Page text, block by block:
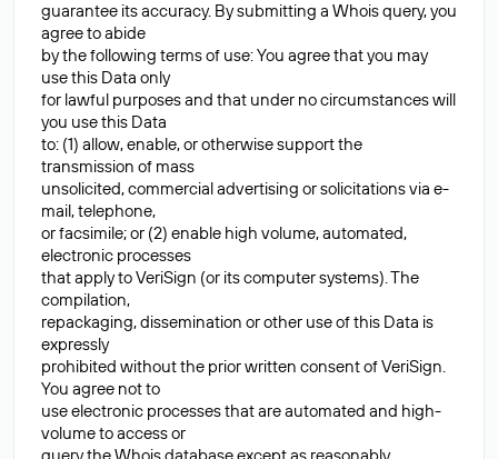
guarantee its accuracy. By submitting a Whois query, you
agree to abide
by the following terms of use: You agree that you may
use this Data only
for lawful purposes and that under no circumstances will
you use this Data
to: (1) allow, enable, or otherwise support the
transmission of mass
unsolicited, commercial advertising or solicitations via e-
mail, telephone,
or facsimile; or (2) enable high volume, automated,
electronic processes
that apply to VeriSign (or its computer systems). The
compilation,
repackaging, dissemination or other use of this Data is
expressly
prohibited without the prior written consent of VeriSign.
You agree not to
use electronic processes that are automated and high-
volume to access or